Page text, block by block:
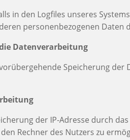
in den Logfiles unseres
personenbezogenen Daten
Datenverarbeitung
Speicherung der
der IP-Adresse durch
Rechner des Nutzers zu